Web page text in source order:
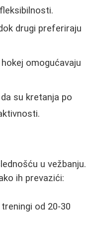
drugi preferiraju
omogućavaju
su kretanja po
u vežbanju.
ih prevazići:
od 20-30